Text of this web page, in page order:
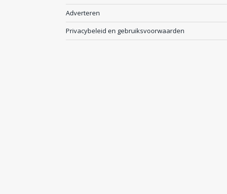
Adverteren
Privacybeleid en gebruiksvoorwaarden